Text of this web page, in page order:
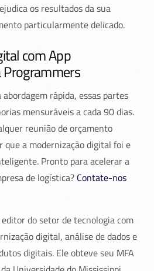
os resultados da sua
particularmente delicado.
com App
rápida, essas partes
mensuráveis a cada 90 dias.
reunião de orçamento
que a modernização digital foi e
Pronto para acelerar a
de logística? Contate-nos
do setor de tecnologia com
digital, análise de dados e
digitais. Ele obteve seu MFA